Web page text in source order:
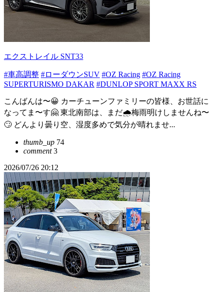
エクストレイル SNT33
#車高調整 #ローダウンSUV #OZ Racing #OZ Racing
SUPERTURISMO DAKAR #DUNLOP SPORT MAXX RS
こんばんは〜😀 カーチューンファミリーの皆様、お世話に
なってま〜す🤗 東北南部は、まだ🌧️梅雨明けしませんね〜
🙄 どんより曇り空、湿度多めで気分が晴れませ...
thumb_up 74
comment3
2026/07/26 20:12